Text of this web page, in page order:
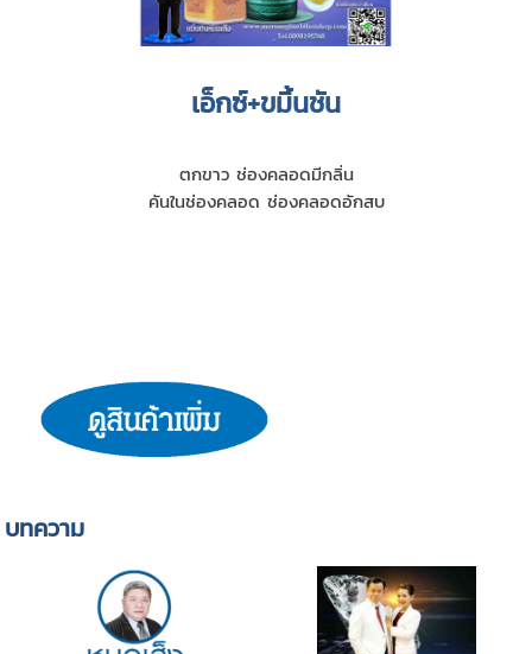
เอ็กซ์+ขมิ้นชัน
ตกขาว ช่องคลอดมีกลิ่น
คันในช่องคลอด ช่องคลอดอักสบ
บทความ